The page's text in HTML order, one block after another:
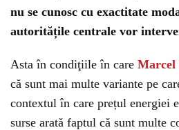
nu se cunosc cu exactitate
autoritățile centrale vor
Asta în condiţiile în care Marcel
că sunt mai multe variante pe
contextul în care prețul energiei
surse arată faptul că sunt multe